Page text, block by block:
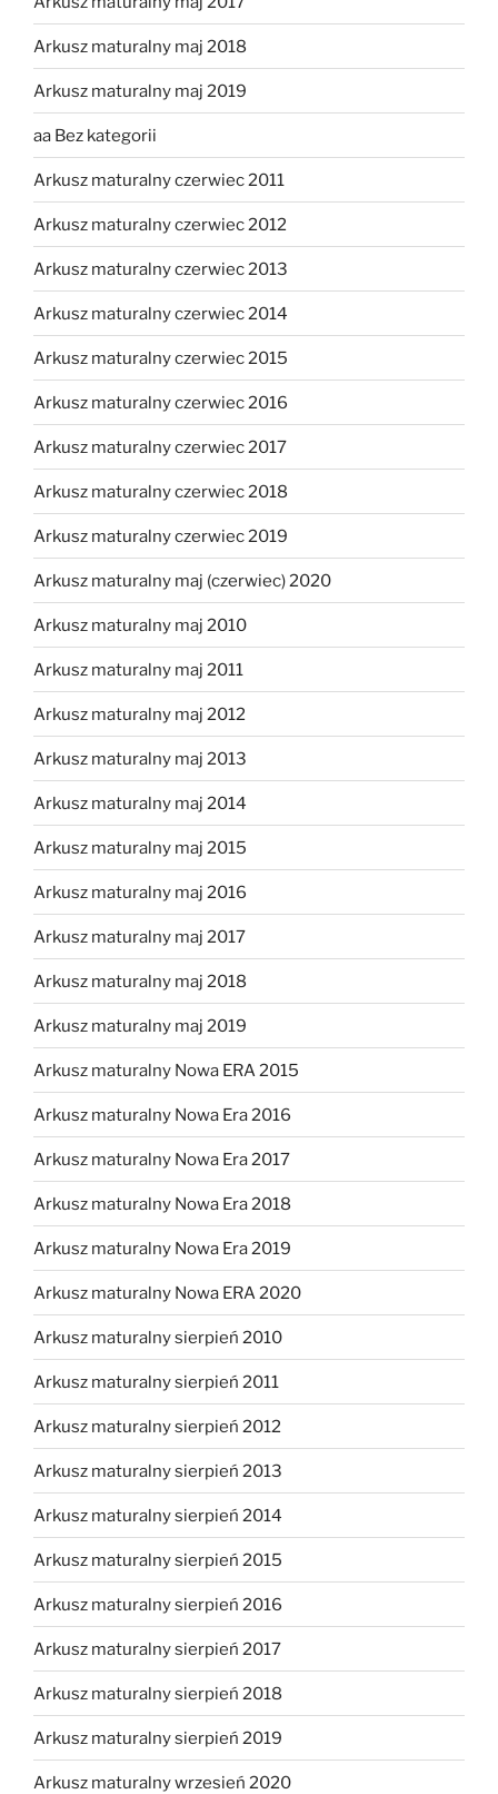
Arkusz maturalny maj 2018
Arkusz maturalny maj 2019
aa Bez kategorii
Arkusz maturalny czerwiec 2011
Arkusz maturalny czerwiec 2012
Arkusz maturalny czerwiec 2013
Arkusz maturalny czerwiec 2014
Arkusz maturalny czerwiec 2015
Arkusz maturalny czerwiec 2016
Arkusz maturalny czerwiec 2017
Arkusz maturalny czerwiec 2018
Arkusz maturalny czerwiec 2019
Arkusz maturalny maj (czerwiec) 2020
Arkusz maturalny maj 2010
Arkusz maturalny maj 2011
Arkusz maturalny maj 2012
Arkusz maturalny maj 2013
Arkusz maturalny maj 2014
Arkusz maturalny maj 2015
Arkusz maturalny maj 2016
Arkusz maturalny maj 2017
Arkusz maturalny maj 2018
Arkusz maturalny maj 2019
Arkusz maturalny Nowa ERA 2015
Arkusz maturalny Nowa Era 2016
Arkusz maturalny Nowa Era 2017
Arkusz maturalny Nowa Era 2018
Arkusz maturalny Nowa Era 2019
Arkusz maturalny Nowa ERA 2020
Arkusz maturalny sierpień 2010
Arkusz maturalny sierpień 2011
Arkusz maturalny sierpień 2012
Arkusz maturalny sierpień 2013
Arkusz maturalny sierpień 2014
Arkusz maturalny sierpień 2015
Arkusz maturalny sierpień 2016
Arkusz maturalny sierpień 2017
Arkusz maturalny sierpień 2018
Arkusz maturalny sierpień 2019
Arkusz maturalny wrzesień 2020